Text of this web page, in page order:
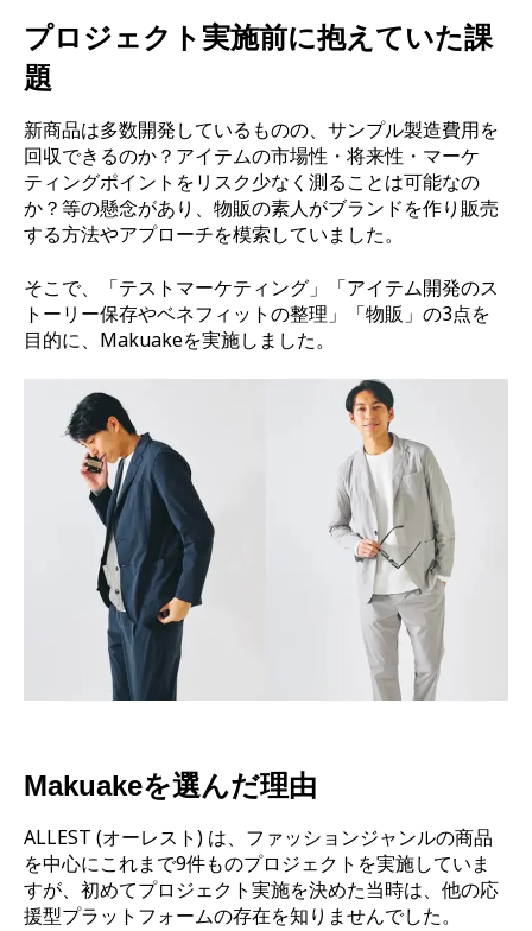
プロジェクト実施前に抱えていた課
題
新商品は多数開発しているものの、サンプル製造費用を
回収できるのか？アイテムの市場性・将来性・マーケ
ティングポイントをリスク少なく測ることは可能なの
か？等の懸念があり、物販の素人がブランドを作り販売
する方法やアプローチを模索していました。
そこで、「テストマーケティング」「アイテム開発のス
トーリー保存やベネフィットの整理」「物販」の3点を
目的に、Makuakeを実施しました。
Makuakeを選んだ理由
ALLEST (オーレスト) は、ファッションジャンルの商品
を中心にこれまで9件ものプロジェクトを実施していま
すが、初めてプロジェクト実施を決めた当時は、他の応
援型プラットフォームの存在を知りませんでした。